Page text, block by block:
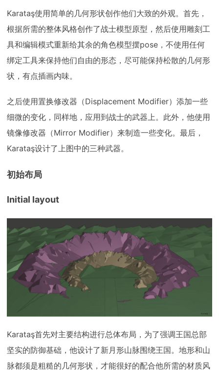
Karataş使用简单的几何形状创作他们大致的外观。首先，
根据所需的整体风格创作了战士模型原型，然后使用雕刻工
具和编辑模式重新给其余的角色模型摆pose，不使用任何
绑定工具来保持他们自由的形态，尽可能保持松散的几何形
状，有点插画内味。
之后使用置换修改器（Displacement Modifier）添加一些
细微的变化，同样地，应用到战士的武器上。此外，他使用
镜像修改器（Mirror Modifier）来制造一些变化。最后，
Karataş设计了上图中的三种武器。
初始布局
Initial layout
Karataş首先对主要结构进行总体布局，为了强调王国总部
坚实的防御基础，他设计了新月形山脉围绕王国。地形和山
脉都须是粗糙的几何形状，才能很好的配合他所需的材质风